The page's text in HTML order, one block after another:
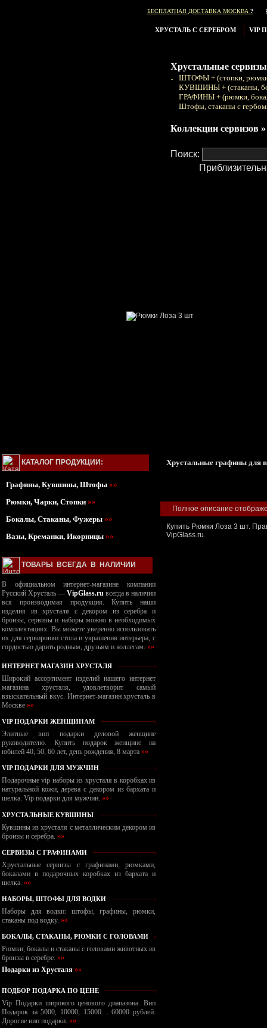
БЕСПЛАТНАЯ ДОСТАВКА МОСКВА ?
ХРУСТАЛЬ С СЕРЕБРОМ VIP
Хрустальные
ШТОФЫ + (стопки,
КУВШИНЫ + (стаканы,
ГРАФИНЫ + (рюмки,
Штофы, стаканы с
Коллекции сервизов »
Поиск:
КАТАЛОГ ПРОДУКЦИИ:
Графины, Кувшины, Штофы »»
Рюмки, Чарки, Стопки »»
Бокалы, Стаканы, Фужеры »»
Вазы, Креманки, Икорницы »»
ТОВАРЫ ВСЕГДА В НАЛИЧИИ
В официальном интернет-магазине компании
Русский Хрусталь — VipGlass.ru всегда в наличии
вся производимая продукция. Купить наши
изделия из хрусталя с декором из серебра и
бронзы, сервизы и наборы можно в необходимых
комплектациях. Вы можете уверенно использовать
их для сервировки стола и украшения интерьера, с
гордостью дарить родным, друзьям и коллегам. »»
ИНТЕРНЕТ МАГАЗИН ХРУСТАЛЯ
Широкий ассортимент изделий нашего интернет
магазина хрусталя, удовлетворит самый
взыскательный вкус. Интернет-магазин хрусталь в
Москве »»
VIP ПОДАРКИ ЖЕНЩИНАМ
Элитные вип подарки деловой женщине
руководителю. Купить подарок женщине на
юбилей 40, 50, 60 лет, день рождения, 8 марта »»
VIP ПОДАРКИ ДЛЯ МУЖЧИН
Подарочные vip наборы из хрусталя в коробках из
натуральной кожи, дерева с декором из бархата и
шелка. Vip подарки для мужчин. »»
ХРУСТАЛЬНЫЕ КУВШИНЫ
Кувшины из хрусталя с металлическим декором из
бронзы и серебра. »»
СЕРВИЗЫ С ГРАФИНАМИ
Хрустальные сервизы с графинами, рюмками,
бокалами в подарочных коробках из бархата и
шелка. »»
НАБОРЫ, ШТОФЫ ДЛЯ ВОДКИ
Наборы для водки: штофы, графины, рюмки,
стаканы под водку. »»
БОКАЛЫ, СТАКАНЫ, РЮМКИ С ГОЛОВАМИ
Рюмки, бокалы и стаканы с головами животных из
бронзы в серебре. »»
Подарки из Хрусталя »»
ПОДБОР ПОДАРКА ПО ЦЕНЕ
Vip Подарки широкого ценового диапазона. Вип
Подарок за 5000, 10000, 15000 .. 60000 рублей.
Дорогие вип подарки. »»
Хрустальные графины для
Полное описание
Купить Рюмки Лоза 3 шт.
VipGlass.ru.